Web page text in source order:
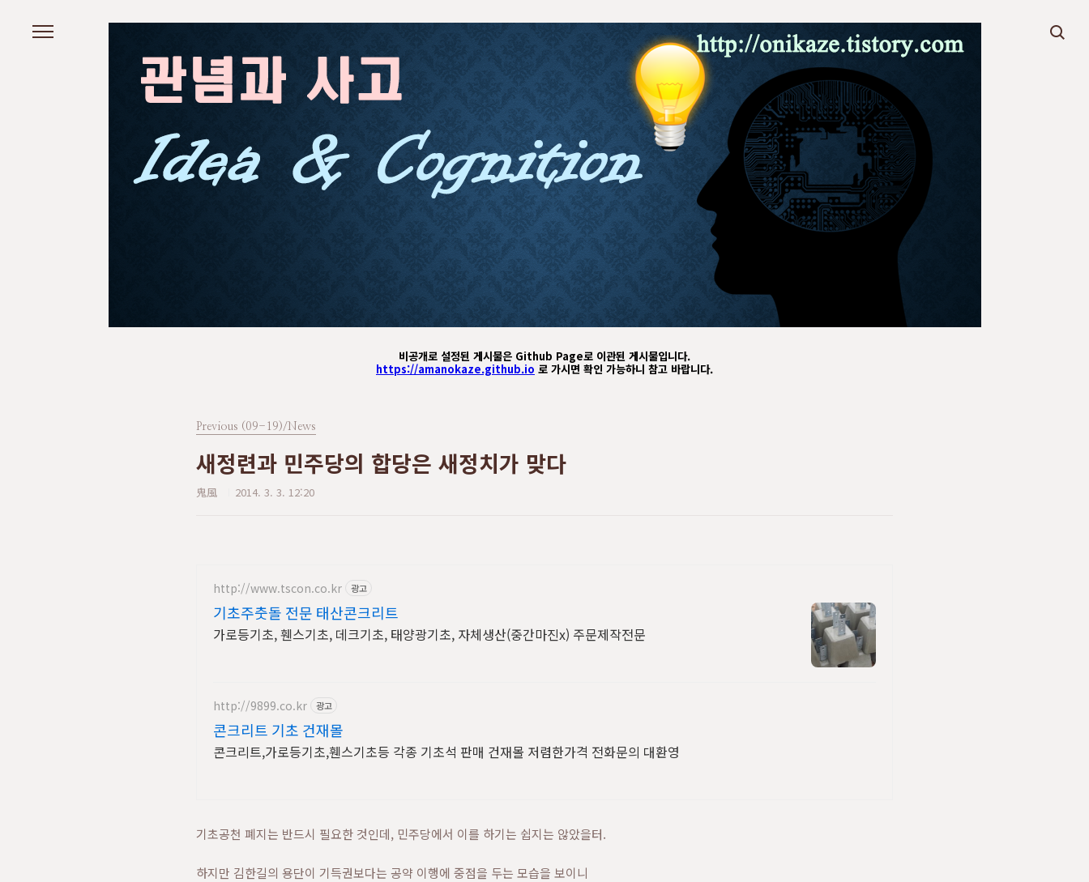
비공개로 설정된 게시물은 Github Page로 이관된 게시물입니다.
https://amanokaze.github.io 로 가시면 확인 가능하니 참고 바랍니다.
Previous (09-19)/News
새정련과 민주당의 합당은 새정치가 맞다
鬼風 2014. 3. 3. 12:20
http://www.tscon.co.kr 광고
기초주춧돌 전문 태산콘크리트
가로등기초, 휀스기초, 데크기초, 태양광기초, 자체생산(중간마진x) 주문제작전문
http://9899.co.kr 광고
콘크리트 기초 건재몰
콘크리트,가로등기초,휀스기초등 각종 기초석 판매 건재몰 저렴한가격 전화문의 대환영
기초공천 폐지는 반드시 필요한 것인데, 민주당에서 이를 하기는 쉽지는 않았을터.
하지만 김한길의 용단이 기득권보다는 공약 이행에 중점을 두는 모습을 보이니